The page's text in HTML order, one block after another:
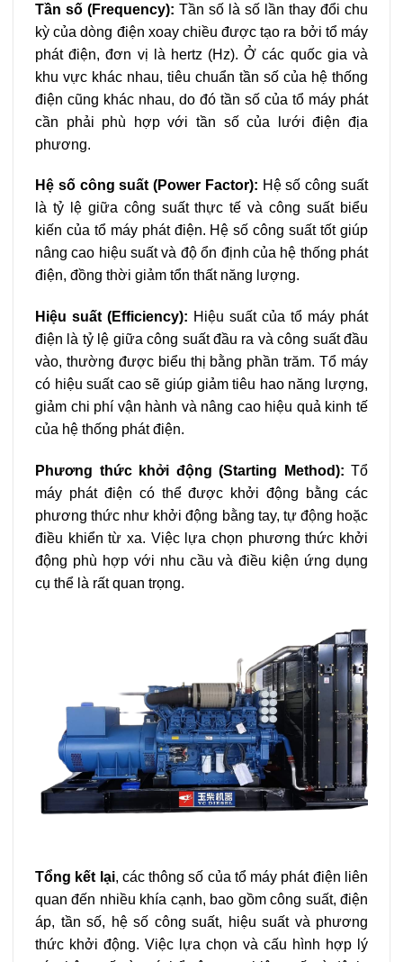
Tần số (Frequency): Tần số là số lần thay đổi chu
kỳ của dòng điện xoay chiều được tạo ra bởi tổ máy
phát điện, đơn vị là hertz (Hz). Ở các quốc gia và
khu vực khác nhau, tiêu chuẩn tần số của hệ thống
điện cũng khác nhau, do đó tần số của tổ máy phát
cần phải phù hợp với tần số của lưới điện địa
phương.
Hệ số công suất (Power Factor): Hệ số công suất
là tỷ lệ giữa công suất thực tế và công suất biểu
kiến của tổ máy phát điện. Hệ số công suất tốt giúp
nâng cao hiệu suất và độ ổn định của hệ thống phát
điện, đồng thời giảm tổn thất năng lượng.
Hiệu suất (Efficiency): Hiệu suất của tổ máy phát
điện là tỷ lệ giữa công suất đầu ra và công suất đầu
vào, thường được biểu thị bằng phần trăm. Tổ máy
có hiệu suất cao sẽ giúp giảm tiêu hao năng lượng,
giảm chi phí vận hành và nâng cao hiệu quả kinh tế
của hệ thống phát điện.
Phương thức khởi động (Starting Method): Tổ
máy phát điện có thể được khởi động bằng các
phương thức như khởi động bằng tay, tự động hoặc
điều khiển từ xa. Việc lựa chọn phương thức khởi
động phù hợp với nhu cầu và điều kiện ứng dụng
cụ thể là rất quan trọng.
Tổng kết lại, các thông số của tổ máy phát điện liên
quan đến nhiều khía cạnh, bao gồm công suất, điện
áp, tần số, hệ số công suất, hiệu suất và phương
thức khởi động. Việc lựa chọn và cấu hình hợp lý